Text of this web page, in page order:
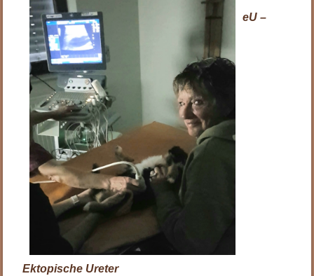
eU –
Ektopische Ureter